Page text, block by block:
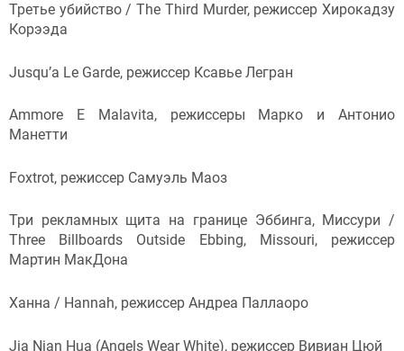
Третье убийство / The Third Murder, режиссер Хирокадзу
Корээда
Jusqu’a Le Garde, режиссер Ксавье Легран
Ammore E Malavita, режиссеры Марко и Антонио
Манетти
Foxtrot, режиссер Самуэль Маоз
Три рекламных щита на границе Эббинга, Миссури /
Three Billboards Outside Ebbing, Missouri, режиссер
Мартин МакДона
Ханна / Hannah, режиссер Андреа Паллаоро
Jia Nian Hua (Angels Wear White), режиссер Вивиан Цюй